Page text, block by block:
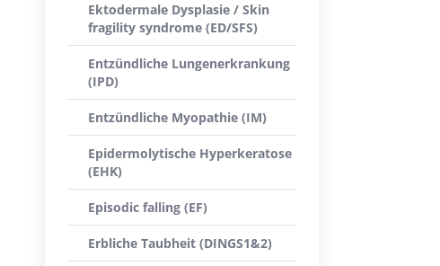
Ektodermale Dysplasie / Skin
fragility syndrome (ED/SFS)
Entzündliche Lungenerkrankung
(IPD)
Entzündliche Myopathie (IM)
Epidermolytische Hyperkeratose
(EHK)
Episodic falling (EF)
Erbliche Taubheit (DINGS1&2)